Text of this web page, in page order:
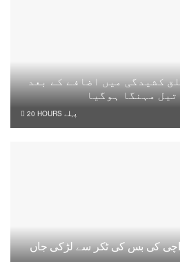
کشیدگی میں اضافے کے بعد
مہنگا ہوگیا
20 HOURS پہلے
کی بس کی ٹکر سے لڑکی جاں